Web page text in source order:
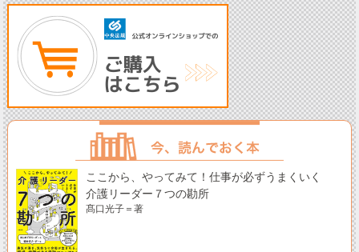
ここから、やってみて！仕事が必ずうまくいく
介護リーダー７つの勘所
髙口光子＝著